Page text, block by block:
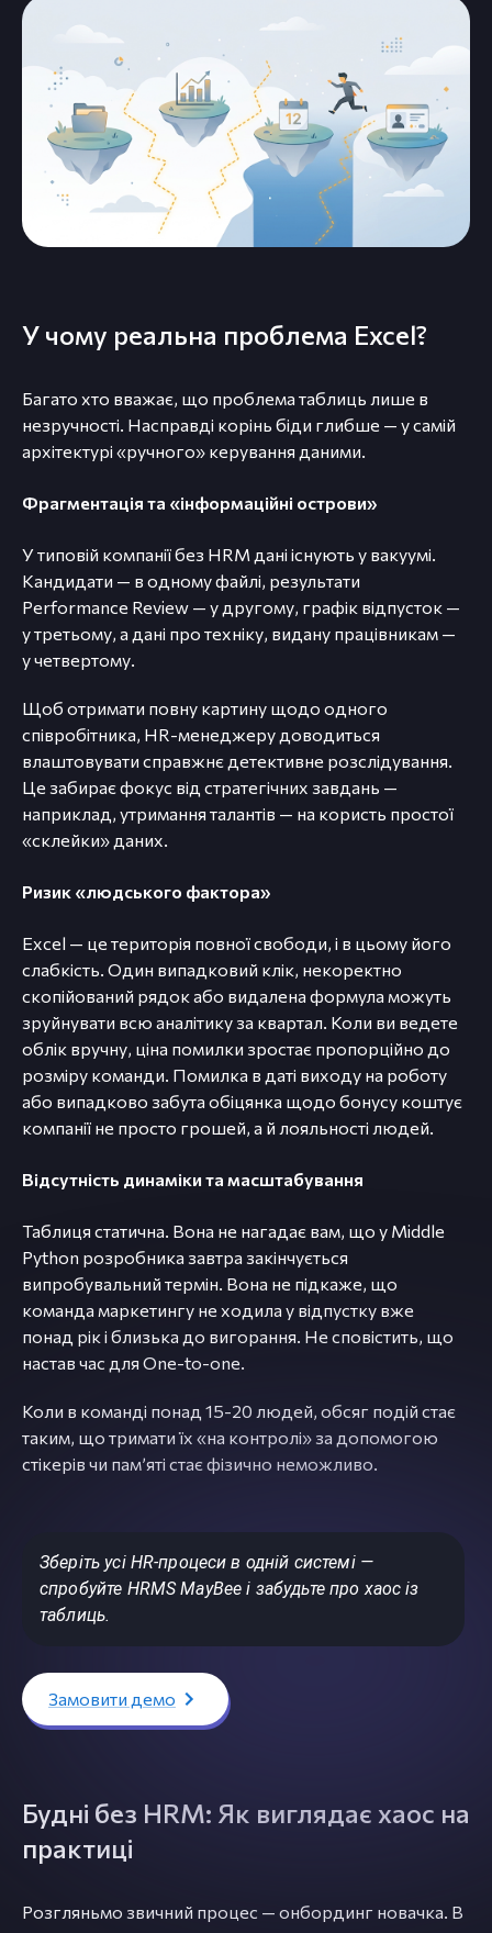
У чому реальна проблема Excel?
Багато хто вважає, що проблема таблиць лише в
незручності. Насправді корінь біди глибше — у самій
архітектурі «ручного» керування даними.
Фрагментація та «інформаційні острови»
У типовій компанії без HRM дані існують у вакуумі.
Кандидати — в одному файлі, результати
Performance Review — у другому, графік відпусток —
у третьому, а дані про техніку, видану працівникам —
у четвертому.
Щоб отримати повну картину щодо одного
співробітника, HR-менеджеру доводиться
влаштовувати справжнє детективне розслідування.
Це забирає фокус від стратегічних завдань —
наприклад, утримання талантів — на користь простої
«склейки» даних.
Ризик «людського фактора»
Excel — це територія повної свободи, і в цьому його
слабкість. Один випадковий клік, некоректно
скопійований рядок або видалена формула можуть
зруйнувати всю аналітику за квартал. Коли ви ведете
облік вручну, ціна помилки зростає пропорційно до
розміру команди. Помилка в даті виходу на роботу
або випадково забута обіцянка щодо бонусу коштує
компанії не просто грошей, а й лояльності людей.
Відсутність динаміки та масштабування
Таблиця статична. Вона не нагадає вам, що у Middle
Python розробника завтра закінчується
випробувальний термін. Вона не підкаже, що
команда маркетингу не ходила у відпустку вже
понад рік і близька до вигорання. Не сповістить, що
настав час для One-to-one.
Коли в команді понад 15-20 людей, обсяг подій стає
таким, що тримати їх «на контролі» за допомогою
стікерів чи памʼяті стає фізично неможливо.
Зберіть усі HR-процеси в одній системі —
спробуйте HRMS MayBee і забудьте про хаос із
таблиць.
Замовити демо
Будні без HRM: Як виглядає хаос на
практиці
Розгляньмо звичний процес — онбординг новачка. В